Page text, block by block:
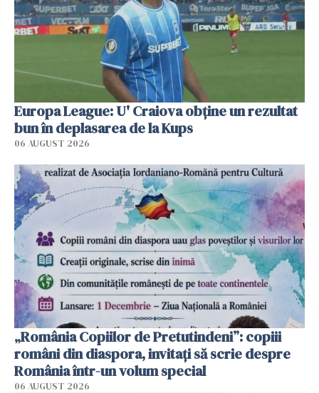
Europa League: U' Craiova obține un rezultat
bun în deplasarea de la Kups
06 AUGUST 2026
„România Copiilor de Pretutindeni”: copiii
români din diaspora, invitați să scrie despre
România într-un volum special
06 AUGUST 2026